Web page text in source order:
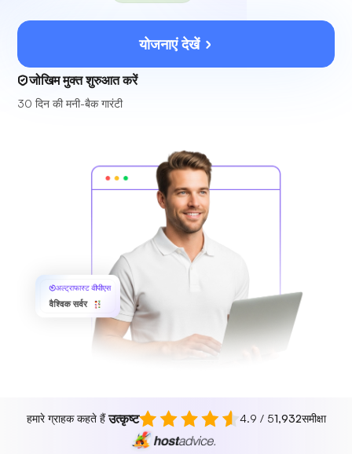
योजनाएं देखें
जोखिम मुक्त शुरुआत करें
30 दिन की मनी-बैक गारंटी
अल्ट्राफास्ट वीपीएस
वैश्विक सर्वर
हमारे ग्राहक कहते हैंउत्कृष्ट 4.9 / 51,932समीक्षा